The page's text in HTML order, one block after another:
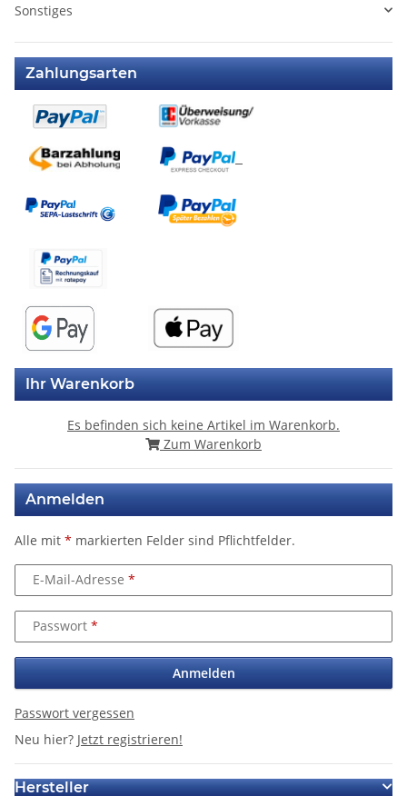
Sonstiges
Zahlungsarten
Ihr Warenkorb
Es befinden sich keine Artikel im Warenkorb.
Zum Warenkorb
Anmelden
Alle mit * markierten Felder sind Pflichtfelder.
E-Mail-Adresse
Passwort
Anmelden
Passwort vergessen
Neu hier? Jetzt registrieren!
Hersteller